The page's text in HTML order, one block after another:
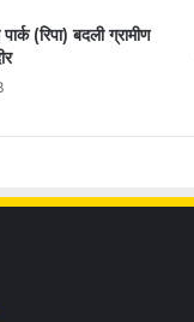
(रिपा) बदली ग्रामीण